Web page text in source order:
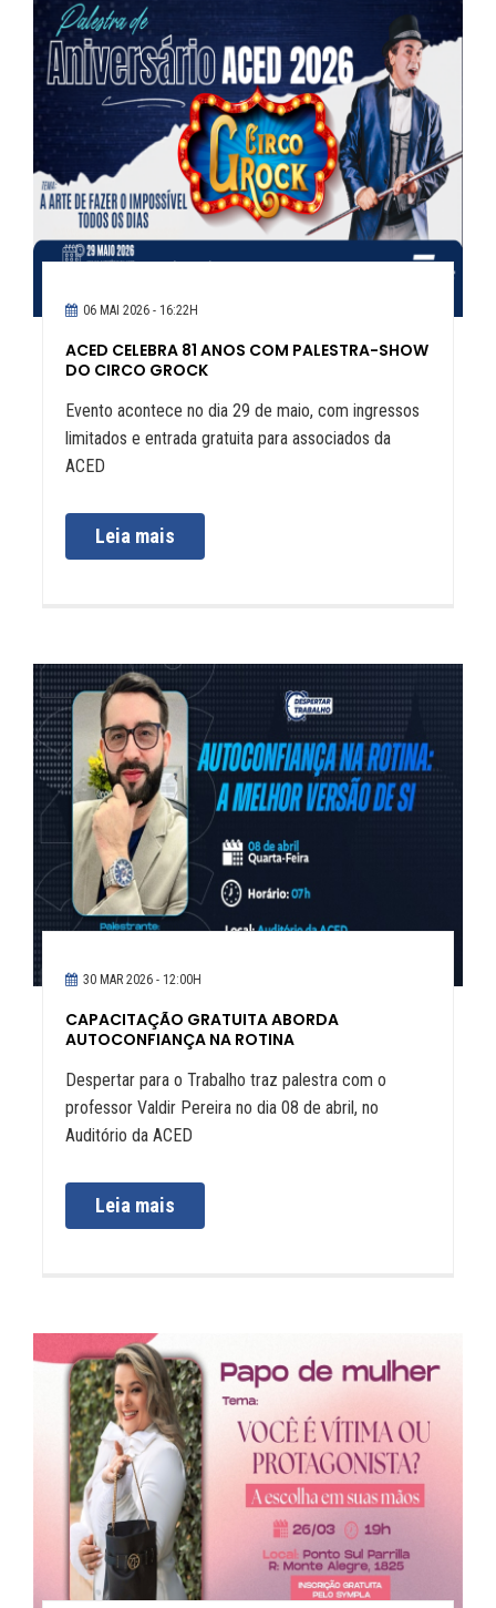
06 MAI 2026 - 16:22H
ACED CELEBRA 81 ANOS COM PALESTRA-SHOW
DO CIRCO GROCK
Evento acontece no dia 29 de maio, com ingressos
limitados e entrada gratuita para associados da
ACED
Leia mais
30 MAR 2026 - 12:00H
CAPACITAÇÃO GRATUITA ABORDA
AUTOCONFIANÇA NA ROTINA
Despertar para o Trabalho traz palestra com o
professor Valdir Pereira no dia 08 de abril, no
Auditório da ACED
Leia mais